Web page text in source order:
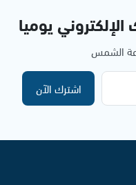
يوميا
الشمس
اشترك الآن